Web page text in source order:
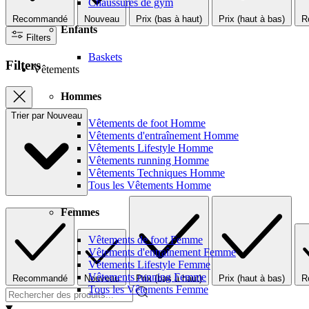
Chaussures de gym
Enfants
Baskets
Vêtements
Hommes
Vêtements de foot Homme
Vêtements d'entraînement Homme
Vêtements Lifestyle Homme
Vêtements running Homme
Vêtements Techniques Homme
Tous les Vêtements Homme
Femmes
Vêtements de foot Femme
Vêtements d'entraînement Femme
Vêtements Lifestyle Femme
Vêtements running Femme
Tous les Vêtements Femme
Recommandé Nouveau Prix (bas à haut) Prix (haut à bas)
Filters
Filters
Trier par Nouveau
Recommandé Nouveau Prix (bas à haut) Prix (haut à bas)